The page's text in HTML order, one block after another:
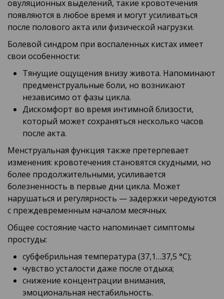
овуляционных выделений, такие кровотечения
появляются в любое время и могут усиливаться
после полового акта или физической нагрузки.
Болевой синдром при воспаленных кистах имеет
свои особенности:
Тянущие ощущения внизу живота. Напоминают
предменструальные боли, но возникают
независимо от фазы цикла.
Дискомфорт во время интимной близости,
который может сохраняться несколько часов
после акта.
Менструальная функция также претерпевает
изменения: кровотечения становятся скудными, но
более продолжительными, усиливается
болезненность в первые дни цикла. Может
нарушаться и регулярность — задержки чередуются
с преждевременным началом месячных.
Общее состояние часто напоминает симптомы
простуды:
субфебрильная температура (37,1…37,5 °C);
чувство усталости даже после отдыха;
снижение концентрации внимания,
эмоциональная нестабильность.